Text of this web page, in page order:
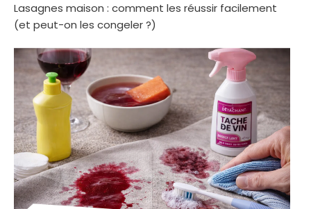
Lasagnes maison : comment les réussir facilement
(et peut-on les congeler ?)